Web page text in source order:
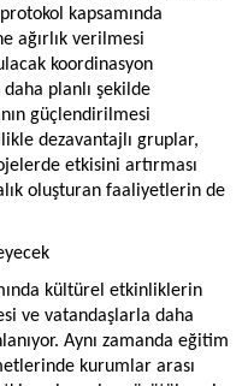
kapsamında
ağırlık verilmesi
koordinasyon
daha planlı şekilde
güçlendirilmesi
dezavantajlı gruplar,
etkisini artırması
oluşturan faaliyetlerin de
kültürel etkinliklerin
ve vatandaşlarla daha
Aynı zamanda eğitim
kurumlar arası